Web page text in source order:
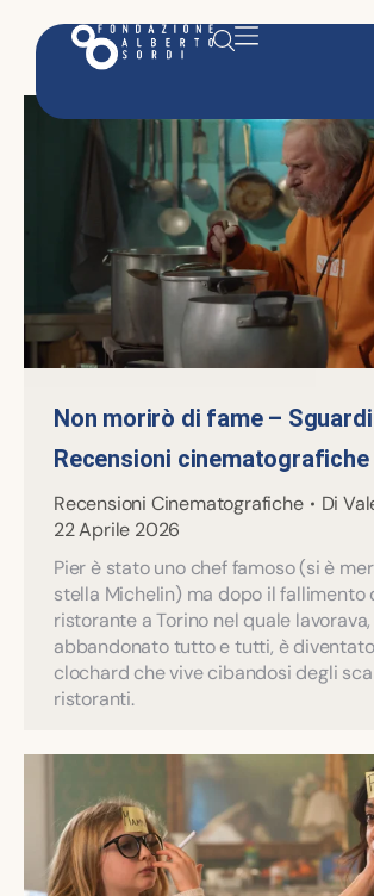
Non morirò di fame –
Recensioni cinematografiche
Recensioni Cinematografiche Di
22 Aprile 2026
Pier è stato uno chef famoso (si è
stella Michelin) ma dopo il fallimento
ristorante a Torino nel quale lavorava,
abbandonato tutto e tutti, è
clochard che vive cibandosi degli
ristoranti.